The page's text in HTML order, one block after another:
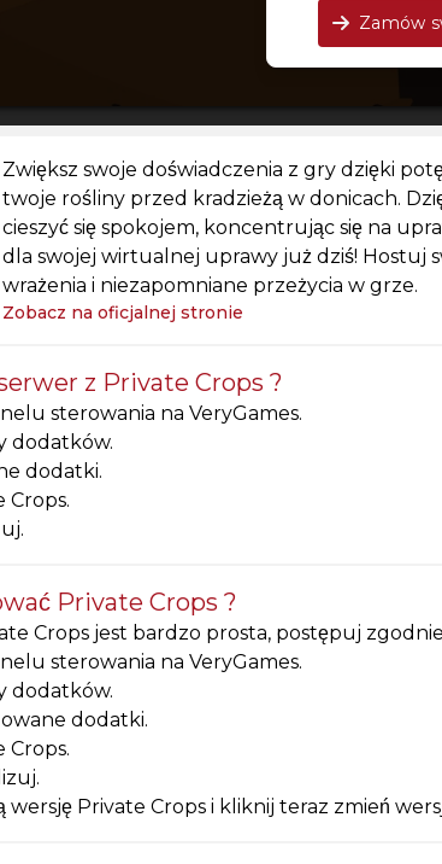
Zamów
Zwiększ swoje doświadczenia z gry dzięki
twoje rośliny przed kradzieżą w donicach.
cieszyć się spokojem, koncentrując się na
dla swojej wirtualnej uprawy już dziś! Hostuj
wrażenia i niezapomniane przeżycia w grze.
Zobacz na oficjalnej stronie
z Private Crops ?
sterowania na VeryGames.
dodatków.
dodatki.
Crops.
Private Crops ?
Crops jest bardzo prosta, postępuj
sterowania na VeryGames.
dodatków.
dodatki.
Crops.
Private Crops i kliknij teraz zmień